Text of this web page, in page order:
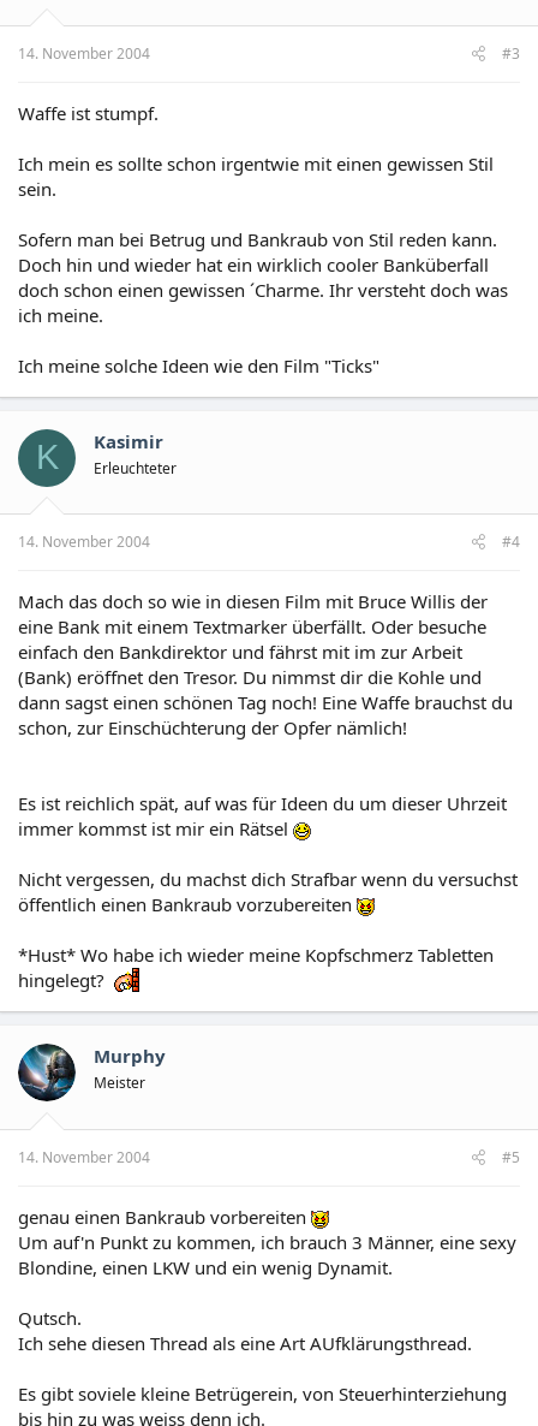
14. November 2004 #3
Waffe ist stumpf.
Ich mein es sollte schon irgentwie mit einen gewissen Stil
sein.
Sofern man bei Betrug und Bankraub von Stil reden kann.
Doch hin und wieder hat ein wirklich cooler Banküberfall
doch schon einen gewissen ´Charme. Ihr versteht doch was
ich meine.
Ich meine solche Ideen wie den Film "Ticks"
K Kasimir
Erleuchteter
14. November 2004 #4
Mach das doch so wie in diesen Film mit Bruce Willis der
eine Bank mit einem Textmarker überfällt. Oder besuche
einfach den Bankdirektor und fährst mit im zur Arbeit
(Bank) eröffnet den Tresor. Du nimmst dir die Kohle und
dann sagst einen schönen Tag noch! Eine Waffe brauchst du
schon, zur Einschüchterung der Opfer nämlich!
Es ist reichlich spät, auf was für Ideen du um dieser Uhrzeit
immer kommst ist mir ein Rätsel
Nicht vergessen, du machst dich Strafbar wenn du versuchst
öffentlich einen Bankraub vorzubereiten
*Hust* Wo habe ich wieder meine Kopfschmerz Tabletten
hingelegt?
Murphy
Meister
14. November 2004 #5
genau einen Bankraub vorbereiten
Um auf'n Punkt zu kommen, ich brauch 3 Männer, eine sexy
Blondine, einen LKW und ein wenig Dynamit.
Qutsch.
Ich sehe diesen Thread als eine Art AUfklärungsthread.
Es gibt soviele kleine Betrügerein, von Steuerhinterziehung
bis hin zu was weiss denn ich.